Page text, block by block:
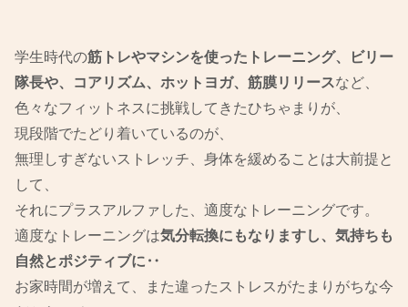
学生時代の筋トレやマシンを使ったトレーニング、ビリー
隊長や、コアリズム、ホットヨガ、筋膜リリースなど、
色々なフィットネスに挑戦してきたひちゃまりが、
現段階でたどり着いているのが、
無理しすぎないストレッチ、身体を緩めることは大前提と
して、
それにプラスアルファした、適度なトレーニングです。
適度なトレーニングは気分転換にもなりますし、気持ちも
自然とポジティブに‥
お家時間が増えて、また違ったストレスがたまりがちな今